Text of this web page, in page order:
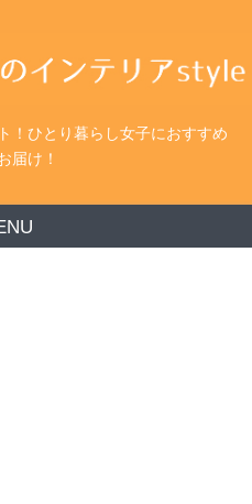
！ひとり暮らし女子におすすめ
届け！